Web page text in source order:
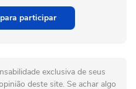
participar
exclusiva de seus
deste site. Se achar algo